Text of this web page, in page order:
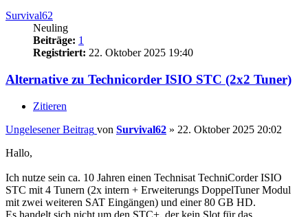
Survival62
Neuling
Beiträge: 1
Registriert: 22. Oktober 2025 19:40
Alternative zu Technicorder ISIO STC (2x2 Tuner)
Zitieren
Ungelesener Beitrag von Survival62 » 22. Oktober 2025 20:02
Hallo,
Ich nutze sein ca. 10 Jahren einen Technisat TechniCorder ISIO
STC mit 4 Tunern (2x intern + Erweiterungs DoppelTuner Modul
mit zwei weiteren SAT Eingängen) und einer 80 GB HD.
Es handelt sich nicht um den STC+, der kein Slot für das